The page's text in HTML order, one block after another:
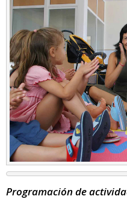
Programación de